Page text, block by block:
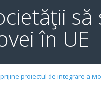
în UE
proiectul de integrare a